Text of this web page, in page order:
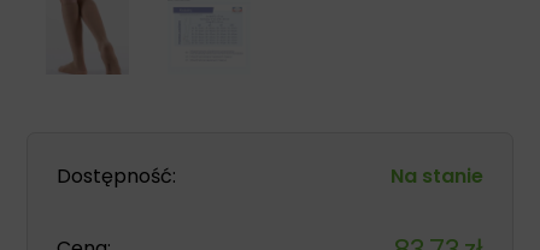
Dostępność: Na stanie